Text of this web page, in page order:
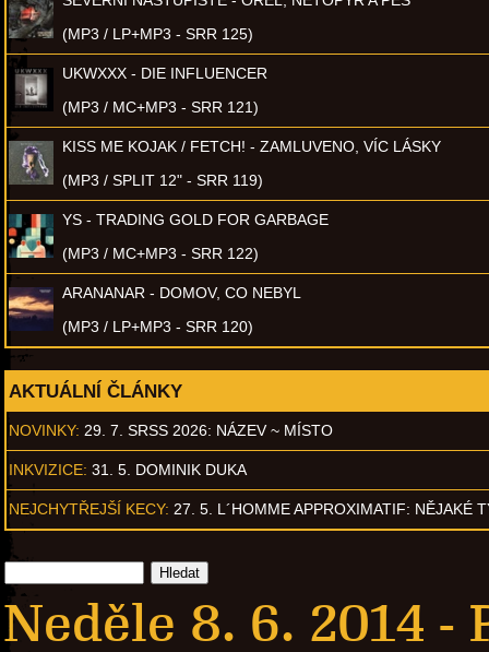
(MP3 / LP+MP3 - SRR 125)
UKWXXX - DIE INFLUENCER
(MP3 / MC+MP3 - SRR 121)
KISS ME KOJAK / FETCH! - ZAMLUVENO, VÍC LÁSKY
(MP3 / SPLIT 12" - SRR 119)
YS - TRADING GOLD FOR GARBAGE
(MP3 / MC+MP3 - SRR 122)
ARANANAR - DOMOV, CO NEBYL
(MP3 / LP+MP3 - SRR 120)
AKTUÁLNÍ ČLÁNKY
NOVINKY: 29. 7. SRSS 2026: NÁZEV ~ MÍSTO
INKVIZICE: 31. 5. DOMINIK DUKA
NEJCHYTŘEJŠÍ KECY: 27. 5. L´HOMME APPROXIMATIF: NĚJAKÉ
Neděle 8. 6. 2014 -